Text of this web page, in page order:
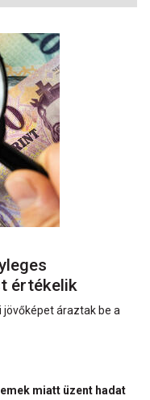
értékelik
áraztak be a
miatt üzent hadat